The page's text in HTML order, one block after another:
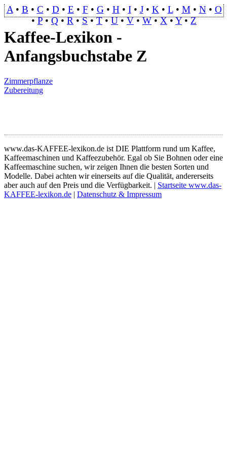
A • B • C • D • E • F • G • H • I• J• K • L• M• N• O
•P•Q•R•S•T•U•V•W•X•Y•Z
Kaffee-Lexikon -
Anfangsbuchstabe Z
Zimmerpflanze
Zubereitung
www.das-KAFFEE-lexikon.de ist DIE Plattform rund um Kaffee,
Kaffeemaschinen und Kaffeezubehör. Egal ob Sie Bohnen oder eine
Kaffeemaschine suchen, wir zeigen Ihnen die besten Sorten und
Modelle. Dabei achten wir einerseits auf die Qualität, andererseits
aber auch auf den Preis und die Verfügbarkeit. | Startseite www.das-
KAFFEE-lexikon.de | Datenschutz & Impressum